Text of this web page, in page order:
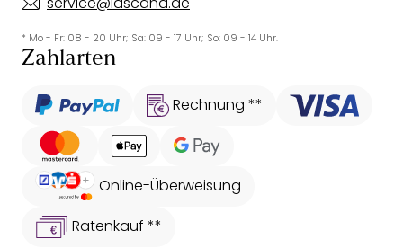
* Mo - Fr: 08 - 20 Uhr; Sa: 09 - 17 Uhr; So: 09 - 14 Uhr.
Zahlarten
Rechnung **
Online-Überweisung
Ratenkauf **